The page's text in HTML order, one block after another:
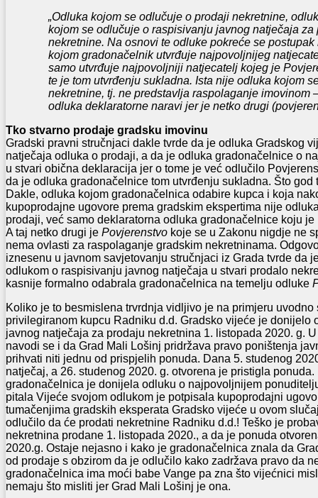
„Odluka kojom se odlučuje o prodaji nekretnine,
kojom se odlučuje o raspisivanju javnog natječaja za
nekretnine. Na osnovi te odluke pokreće se
kojom gradonačelnik utvrđuje najpovoljnijeg
samo utvrđuje najpovoljniji natjecatelj kojeg je
te je tom utvrđenju sukladna. Ista nije odluka kojom
nekretnine, tj. ne predstavlja raspolaganje imovinom
odluka deklaratorne naravi jer je netko drugi
Tko stvarno prodaje gradsku imovinu
Gradski pravni stručnjaci dakle tvrde da je odluka Gradskog
natječaja odluka o prodaji, a da je odluka gradonačelnice o
u stvari obična deklaracija jer o tome je već odlučilo
da je odluka gradonačelnice tom utvrđenju sukladna. Što god
Dakle, odluka kojom gradonačelnica odabire kupca i koja
kupoprodajne ugovore prema gradskim ekspertima nije
prodaji, već samo deklaratorna odluka gradonačelnice koju
A taj netko drugi je Povjerenstvo koje se u Zakonu nigdje ne
nema ovlasti za raspolaganje gradskim nekretninama.
iznesenu u javnom savjetovanju stručnjaci iz Grada tvrde da
odlukom o raspisivanju javnog natječaja u stvari prodalo
kasnije formalno odabrala gradonačelnica na temelju odluke
Koliko je to besmislena trvrdnja vidljivo je na primjeru uvodno
privilegiranom kupcu Radniku d.d. Gradsko vijeće je donijelo
javnog natječaja za prodaju nekretnina 1. listopada 2020. g.
navodi se i da Grad Mali Lošinj pridržava pravo poništenja
prihvati niti jednu od prispjelih ponuda. Dana 5. studenog
natječaj, a 26. studenog 2020. g. otvorena je pristigla ponuda.
gradonačelnica je donijela odluku o najpovoljnijem
pitala Vijeće svojom odlukom je potpisala kupoprodajni
tumačenjima gradskih eksperata Gradsko vijeće u ovom
odlučilo da će prodati nekretnine Radniku d.d.! Teško je
nekretnina prodane 1. listopada 2020., a da je ponuda
2020.g. Ostaje nejasno i kako je gradonačelnica znala da
od prodaje s obzirom da je odlučilo kako zadržava pravo da
gradonačelnica ima moći babe Vange pa zna što vijećnici
nemaju što misliti jer Grad Mali Lošinj je ona.